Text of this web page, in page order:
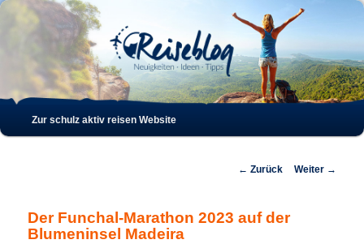
Hauptmenü
Zum
Zum
wechseln
Zur schulz aktiv reisen Website
Beitrags-
← Zurück Weiter →
Der Funchal-Marathon 2023 auf der
Blumeninsel Madeira